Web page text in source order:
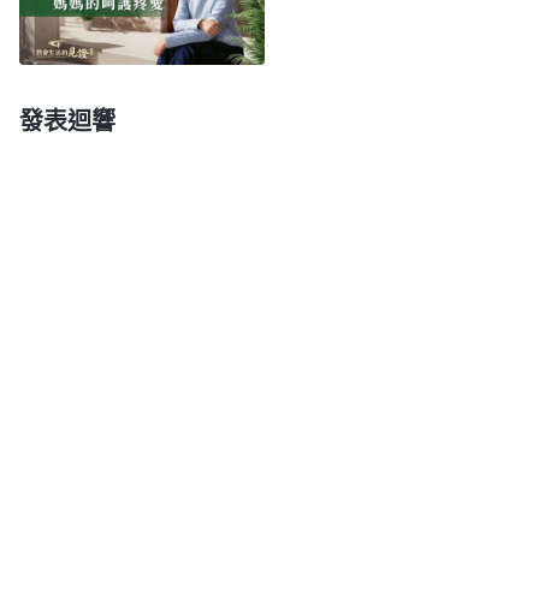
這樣？（是。）烏鴉反哺，羔羊跪乳，這恰恰證實了
生物界在遵循着這樣一種規律。各種生物都有這種本
能，在生養下一代之後，在幼崽未成年之前都是在雌
性或者雄性的呵護、撫養之下長大。各種生物都能對
發表迴響